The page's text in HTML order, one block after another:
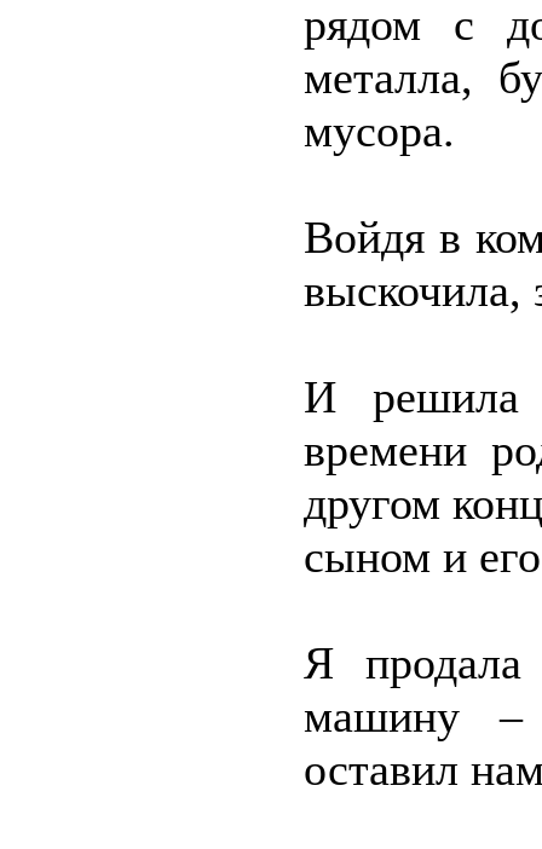
рядом с
металла,
мусора.
Войдя в
выскочила,
И решила
времени
другом
сыном и
Я
машину –
оставил